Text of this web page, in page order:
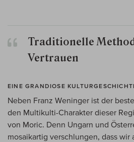
Traditionelle
Vertrauen
EINE GRANDIOSE
Neben Franz Weninger ist der
den Multikulti-Charakter dieser
von Moric. Denn Ungarn und
mosaikartig verschlungen, dass wir